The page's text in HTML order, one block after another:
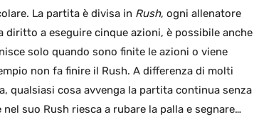
La partita è divisa in Rush, ogni allenatore
diritto a eseguire cinque azioni, è possibile anche
solo quando sono finite le azioni o viene
non fa finire il Rush. A differenza di molti
qualsiasi cosa avvenga la partita continua senza
suo Rush riesca a rubare la palla e segnare…